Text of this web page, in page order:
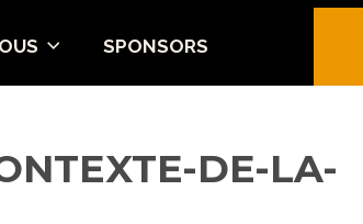
SPONSORS
DE-LA-